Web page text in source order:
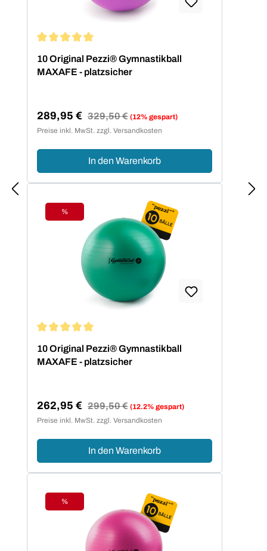
10 Original Pezzi® Gymnastikball
MAXAFE - platzsicher
Verkaufspreis:
289,95 € Regulärer Preis:
329,50 € (12% gespart)
Preise inkl. MwSt. zzgl. Versandkosten
In den Warenkorb
Rabatt
%
10 Original Pezzi® Gymnastikball
MAXAFE - platzsicher
Verkaufspreis:
262,95 € Regulärer Preis:
299,50 € (12.2% gespart)
Preise inkl. MwSt. zzgl. Versandkosten
In den Warenkorb
Rabatt
%